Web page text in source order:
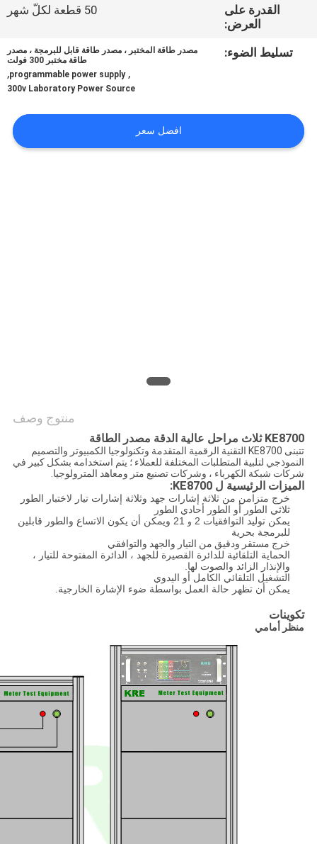
اطلب
خريطة
القدرة على
العرض:
50 قطعة لكلّ شهر
تسليط الضوء:
مصدر طاقة المختبر ، مصدر طاقة قابل للبرمجة ، مصدر
طاقة مختبر 300 فولت
,
programmable power supply
,
300v Laboratory Power Source
افضل سعر
منتوج وصف
KE8700 ثلاث مراحل عالية الدقة مصدر الطاقة
تتبنى KE8700 التقنية الرقمية المتقدمة وتكنولوجيا الكمبيوتر والتصميم
النموذجي لتلبية المتطلبات المختلفة للعملاء ؛ يتم استخدامه بشكل كبير في
شركات شبكة الكهرباء ، وشركات تصنيع متر ومعاهد المترولوجيا.
الميزات الرئيسية ل KE8700:
خرج متزامن من ثلاثة إشارات جهد وثلاثة إشارات تيار لاختبار الطور
ثلاثي الطور أو الطور أحادي الطور
يمكن توليد التوافقيات 2
و
21 ويمكن أن يكون الاتساع والطور قابلين
للبرمجة بحرية
خرج مستقر ودقيق من التيار والجهد والتوافقي
الحماية التلقائية للدائرة القصيرة للجهد ، الدائرة المفتوحة للتيار ،
والإنذار الزائد والصوت لها.
التشغيل التلقائي الكامل أو اليدوي
يمكن أن تظهر حالة العمل بواسطة ضوء الإشارة الخارجية.
تكوينات
منظر أمامي